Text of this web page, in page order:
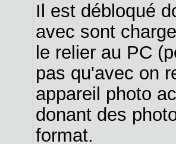
Il est débloqué
avec sont
le relier au PC
pas qu'avec on
appareil photo
donant des
format.